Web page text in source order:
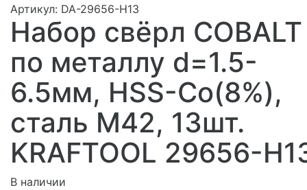
Артикул: DA-29656-H13
Набор свёрл COBALT
по металлу d=1.5-
6.5мм, HSS-Co(8%),
сталь М42, 13шт.
KRAFTOOL 29656-
В наличии